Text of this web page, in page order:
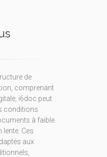
de
comprenant
i6doc peut
conditions
à faible
Ces
aux